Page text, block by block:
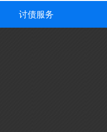
讨债服务